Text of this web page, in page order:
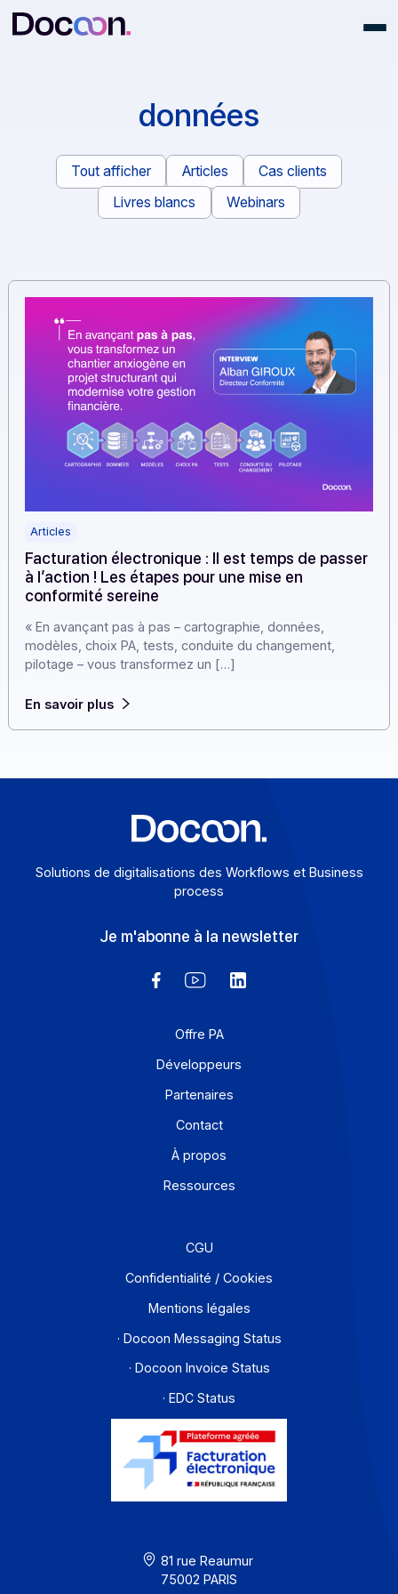
données
Tout afficher Articles
Cas clients
Livres blancs
Webinars
Articles
Facturation électronique : Il est temps de
à l’action ! Les étapes pour une mise en
conformité sereine
« En avançant pas à pas – cartographie, données,
En savoir plus
Solutions de digitalisations des Workflows et
process
Je m'abonne à la newsletter
Offre PA
Développeurs
Contact
À propos
Ressources
Confidentialité / Cookies
Mentions légales
· Docoon Messaging Status
· EDC Status